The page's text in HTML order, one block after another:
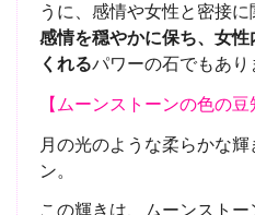
うに、感情や女性と密接に
感情を穏やかに保ち、女
くれるパワーの石でもあり
【ムーンストーンの色の豆
月の光のような柔らかな
ン。
この輝きは、ムーンスト